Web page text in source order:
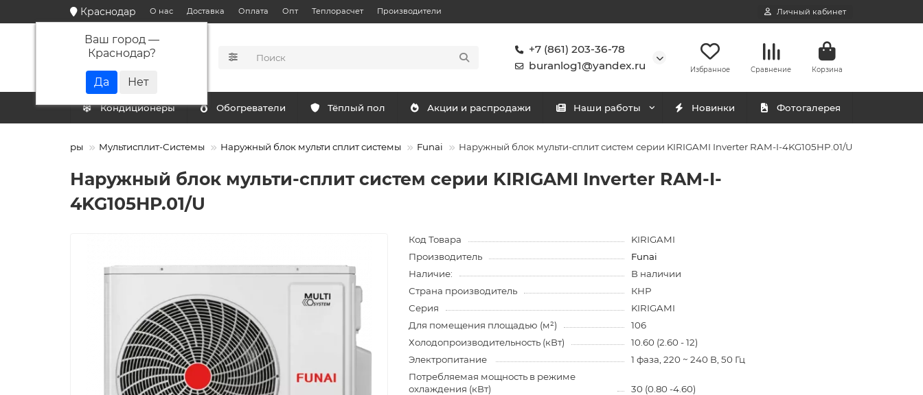
Краснодар
Ваш город —
Краснодар?
О нас Доставка Оплата Опт Теплорасчет Производители Личный кабинет
КАТАЛОГ
+7 (861) 203-36-78
buranlog1@yandex.ru
Избранное Сравнение Корзина
Кондиционеры Обогреватели Тёплый пол Акции и распродажи Наши работы Новинки Фотогалерея
Кондиционеры Мультисплит-Системы Наружный блок мульти сплит системы Funai Наружный блок мульти-сплит систем серии KIRIGAMI Inverter RAM-I-4KG105HP.01/U
Наружный блок мульти-сплит систем серии KIRIGAMI Inverter RAM-I-
4KG105HP.01/U
Код Товара
KIRIGAMI
Производитель
Funai
Наличие:
В наличии
Страна производитель
КНР
Серия
KIRIGAMI
Для помещения площадью (м²)
106
Холодопроизводительность (кВт)
10.60 (2.60 - 12)
Электропитание
1 фаза, 220 ~ 240 В, 50 Гц
Потребляемая мощность в режиме
охлаждения (кВт)
30 (0.80 -4.60)